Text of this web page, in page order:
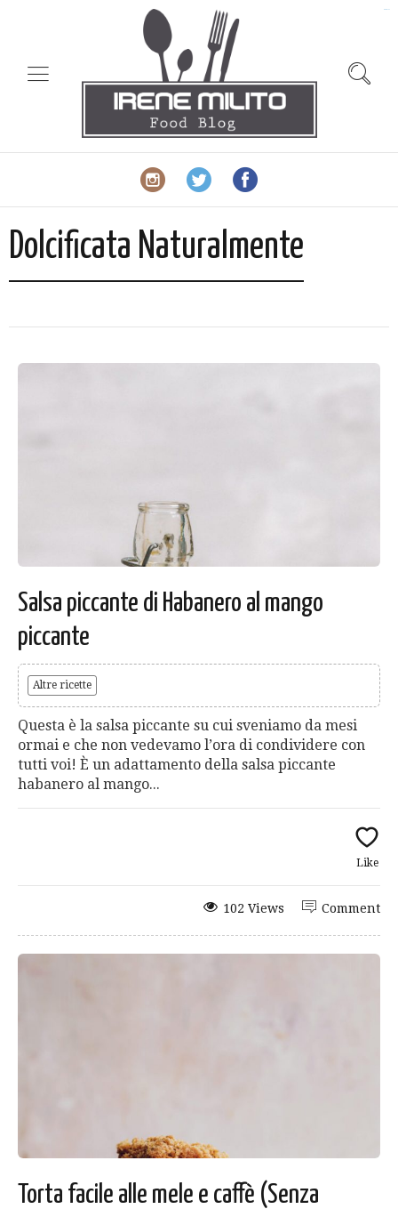
Dolcificata Naturalmente
Salsa piccante di Habanero al mango
piccante
Altre ricette
Questa è la salsa piccante su cui sveniamo da mesi
ormai e che non vedevamo l’ora di condividere con
tutti voi! È un adattamento della salsa piccante
habanero al mango...
Like
Comment
102 Views
Torta facile alle mele e caffè (Senza